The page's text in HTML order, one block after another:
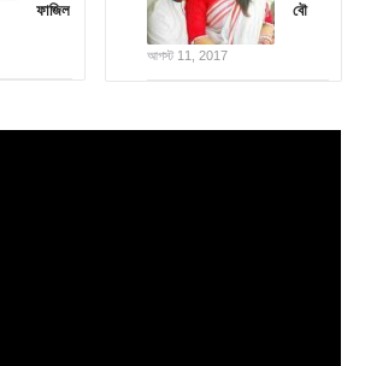
ফাজিল
বৌ
আগস্ট 11, 2017